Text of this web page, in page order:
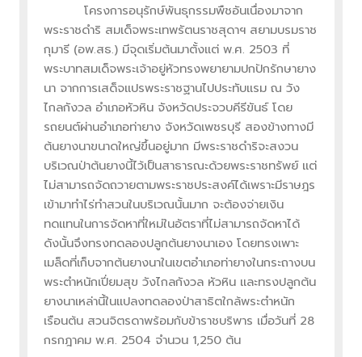
โครงการอนุรักษ์พันธุกรรมพืชอันเนื่องมาจาก
พระราชดำริ สมเด็จพระเทพรัตนราชสุดาฯ สยามบรมราช
กุมารี (อพ.สธ.) มีจุดเริ่มต้นมาตั้งแต่ พ.ศ. 2503 ที่
พระบาทสมเด็จพระเจ้าอยู่หัวทรงพยายามปกปักรักษายาง
นา จากการเสด็จแปรพระราชฐานไปประทับแรม ณ วัง
ไกลกังวล อำเภอหัวหิน จังหวัดประจวบคีรีขันธ์ โดย
รถยนต์ผ่านอำเภอท่ายาง จังหวัดเพชรบุรี สองข้างทางมี
ต้นยางนาขนาดใหญ่ขึ้นอยู่มาก มีพระราชดำริจะสงวน
บริเวณป่าต้นยางนี้ไว้เป็นสาธารณะด้วยพระราชทรัพย์ แต่
ไม่สามารถจัดถวายตามพระราชประสงค์ได้เพราะมีราษฎร
เข้ามาทำไร่ทำสวนในบริเวณนั้นมาก จะต้องจ่ายเงิน
ทดแทนในการจัดหาที่ใหม่ในอัตราที่ไม่สามารถจัดหาได้
ดังนั้นจึงทรงทดลองปลูกต้นยางนาเอง โดยทรงเพาะ
เมล็ดที่เก็บจากต้นยางนาในเขตอำเภอท่ายางในกระถางบน
พระตำหนักเปี่ยมสุข วังไกลกังวล หัวหิน และทรงปลูกต้น
ยางนาเหล่านี้ในแปลงทดลองป่าสาธิตใกล้พระตำหนัก
เรือนต้น สวนจิตรดาพร้อมกับข้าราชบริพาร เมื่อวันที่ 28
กรกฎาคม พ.ศ. 2504 จำนวน 1,250 ต้น